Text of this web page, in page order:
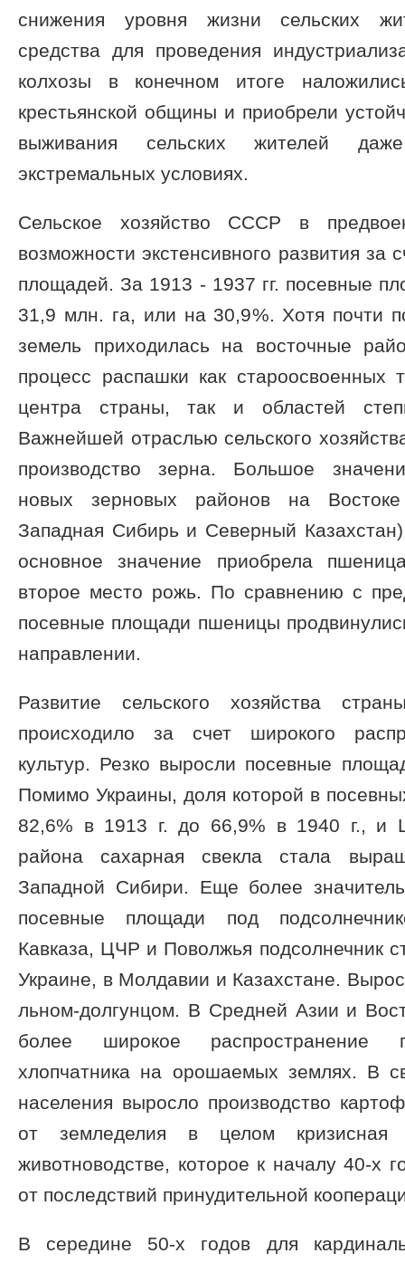
снижения уровня жизни сельских
средства для проведения
колхозы в конечном итоге
крестьянской общины и приобрели
выживания сельских жителей
экстремальных условиях.
Сельское хозяйство СССР в
возможности экстенсивного развития за
площадей. За 1913 - 1937 гг. посевные
31,9 млн. га, или на 30,9%. Хотя почти
земель приходилась на восточные
процесс распашки как староосвоенных
центра страны, так и областей
Важнейшей отраслью сельского
производство зерна. Большое
новых зерновых районов на
Западная Сибирь и Северный
основное значение приобрела
второе место рожь. По сравнению с
посевные площади пшеницы
направлении.
Развитие сельского хозяйства
происходило за счет широкого
культур. Резко выросли посевные
Помимо Украины, доля которой в
82,6% в 1913 г. до 66,9% в 1940 г., и
района сахарная свекла стала
Западной Сибири. Еще более
посевные площади под
Кавказа, ЦЧР и Поволжья подсолнечник
Украине, в Молдавии и Казахстане.
льном-долгунцом. В Средней Азии и
более широкое распространение
хлопчатника на орошаемых землях. В
населения выросло производство
от земледелия в целом кризисная
животноводстве, которое к началу 40-х
от последствий принудительной
В середине 50-х годов для